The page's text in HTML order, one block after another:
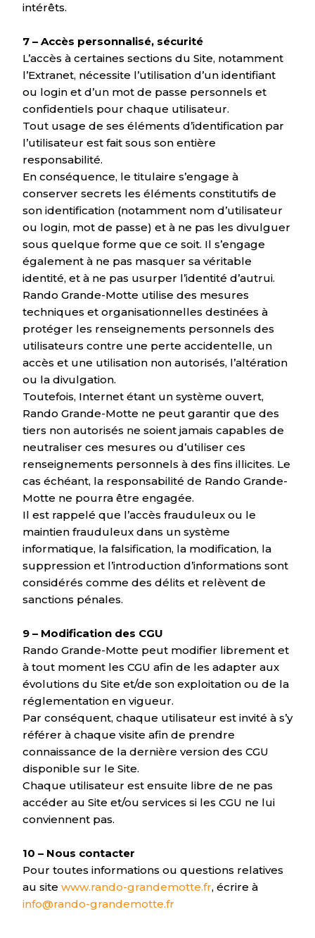
intérêts.
7 – Accès personnalisé, sécurité
L’accès à certaines sections du Site, notamment
l’Extranet, nécessite l’utilisation d’un identifiant
ou login et d’un mot de passe personnels et
confidentiels pour chaque utilisateur.
Tout usage de ses éléments d’identification par
l’utilisateur est fait sous son entière
responsabilité.
En conséquence, le titulaire s’engage à
conserver secrets les éléments constitutifs de
son identification (notamment nom d’utilisateur
ou login, mot de passe) et à ne pas les divulguer
sous quelque forme que ce soit. Il s’engage
également à ne pas masquer sa véritable
identité, et à ne pas usurper l’identité d’autrui.
Rando Grande-Motte utilise des mesures
techniques et organisationnelles destinées à
protéger les renseignements personnels des
utilisateurs contre une perte accidentelle, un
accès et une utilisation non autorisés, l’altération
ou la divulgation.
Toutefois, Internet étant un système ouvert,
Rando Grande-Motte ne peut garantir que des
tiers non autorisés ne soient jamais capables de
neutraliser ces mesures ou d’utiliser ces
renseignements personnels à des fins illicites. Le
cas échéant, la responsabilité de Rando Grande-
Motte ne pourra être engagée.
Il est rappelé que l’accès frauduleux ou le
maintien frauduleux dans un système
informatique, la falsification, la modification, la
suppression et l’introduction d’informations sont
considérés comme des délits et relèvent de
sanctions pénales.
9 – Modification des CGU
Rando Grande-Motte peut modifier librement et
à tout moment les CGU afin de les adapter aux
évolutions du Site et/de son exploitation ou de la
réglementation en vigueur.
Par conséquent, chaque utilisateur est invité à s’y
référer à chaque visite afin de prendre
connaissance de la dernière version des CGU
disponible sur le Site.
Chaque utilisateur est ensuite libre de ne pas
accéder au Site et/ou services si les CGU ne lui
conviennent pas.
10 – Nous contacter
Pour toutes informations ou questions relatives
au site www.rando-grandemotte.fr, écrire à
info@rando-grandemotte.fr